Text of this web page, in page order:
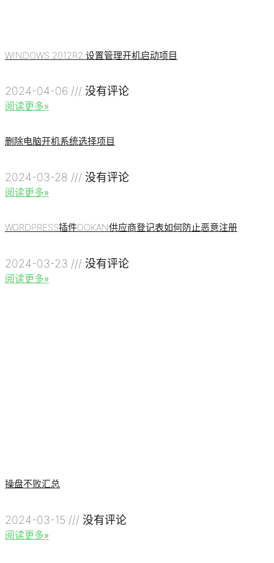
WINDOWS 2012R2 设置管理开机启动项目
2024-04-06 没有评论
阅读更多»
删除电脑开机系统选择项目
2024-03-28 没有评论
阅读更多»
WORDPRESS插件DOKAN供应商登记表如何防止恶意注册
2024-03-23 没有评论
阅读更多»
操盘不败汇总
2024-03-15 没有评论
阅读更多»